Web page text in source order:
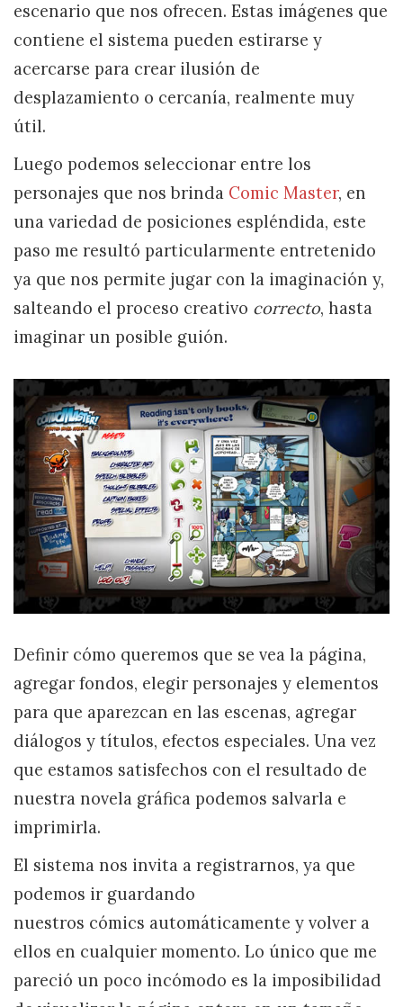
escenario que nos ofrecen. Estas imágenes que
contiene el sistema pueden estirarse y
acercarse para crear ilusión de
desplazamiento o cercanía, realmente muy
útil.
Luego podemos seleccionar entre los
personajes que nos brinda Comic Master, en
una variedad de posiciones espléndida, este
paso me resultó particularmente entretenido
ya que nos permite jugar con la imaginación y,
salteando el proceso creativo correcto, hasta
imaginar un posible guión.
Definir cómo queremos que se vea la página,
agregar fondos, elegir personajes y elementos
para que aparezcan en las escenas, agregar
diálogos y títulos, efectos especiales. Una vez
que estamos satisfechos con el resultado de
nuestra novela gráfica podemos salvarla e
imprimirla.
El sistema nos invita a registrarnos, ya que
podemos ir guardando
nuestros cómics automáticamente y volver a
ellos en cualquier momento. Lo único que me
pareció un poco incómodo es la imposibilidad